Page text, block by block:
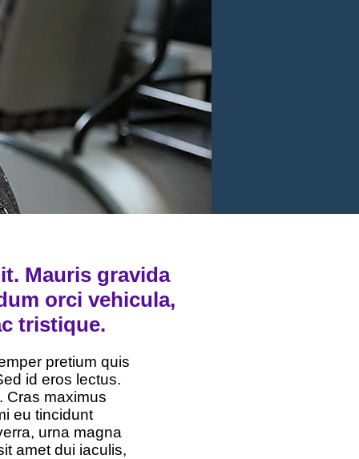
Mauris gravida
orci vehicula,
tristique.
pretium quis
id eros lectus.
Cras maximus
eu tincidunt
urna magna
amet dui iaculis,